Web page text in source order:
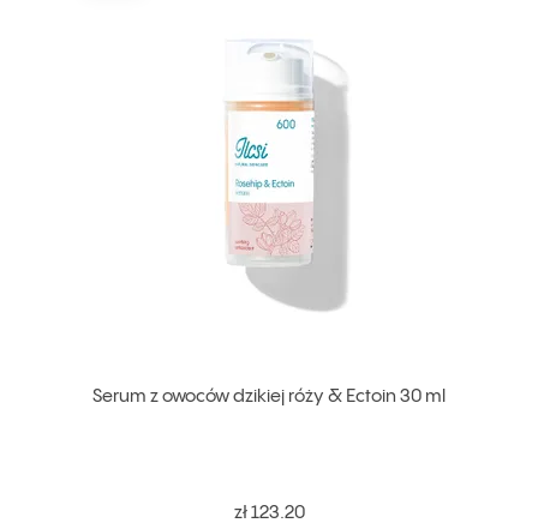
Serum z owoców dzikiej róży & Ectoin 30 ml
zł 123.20